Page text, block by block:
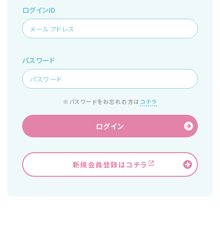
ログインID
パスワード
※パスワードをお忘れの方は コチラ
ログイン
新規会員登録はコチラ